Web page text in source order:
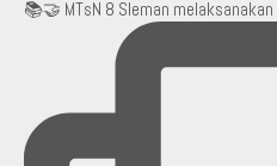
📚🤝 MTsN 8 Sleman